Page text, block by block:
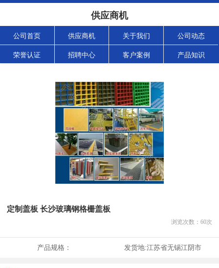
供应商机
公司首页 供应商机 关于我们 公司动态
荣誉认证 招聘中心 客户案例 产品知识
定制盖板 长沙玻璃钢格栅盖板
浏览次数： 60次
产品规格： 发货地:江苏省无锡江阴市